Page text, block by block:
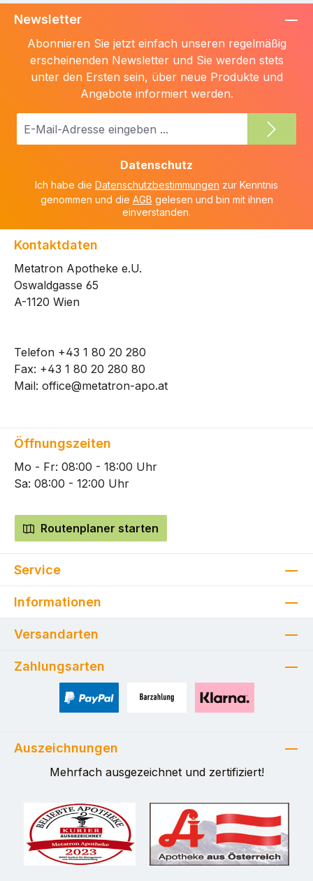
Newsletter
Abonnieren Sie jetzt einfach unseren regelmäßig
erscheinenden Newsletter und Sie werden stets
unter den Ersten sein, über neue Produkte und
Angebote informiert werden.
E-
Datenschutz
Ich habe die Datenschutzbestimmungen zur Kenntnis
genommen und die AGB gelesen und bin mit ihnen
einverstanden.
Kontaktdaten
Metatron Apotheke e.U.
Oswaldgasse 65
A-1120 Wien
Telefon +43 1 80 20 280
Fax: +43 1 80 20 280 80
Mail: office@metatron-apo.at
Öffnungszeiten
Mo - Fr: 08:00 - 18:00 Uhr
Sa: 08:00 - 12:00 Uhr
Routenplaner starten
Service
Informationen
Versandarten
Zahlungsarten
Auszeichnungen
Mehrfach ausgezeichnet und zertifiziert!